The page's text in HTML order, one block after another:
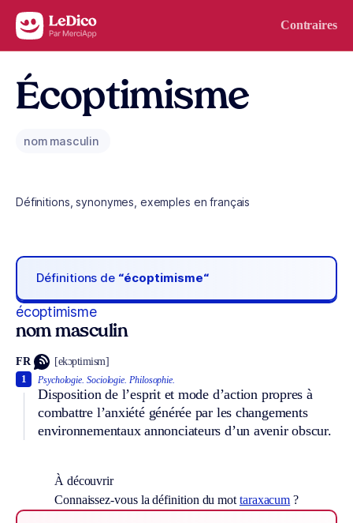
Aller au contenu Contraires
Écoptimisme
nom masculin
Définitions, synonymes, exemples en français
Définitions de “écoptimisme“
écoptimisme
nom masculin
FR [ekɔptimism]
Psychologie. Sociologie. Philosophie.
Disposition de l’esprit et mode d’action propres à
combattre l’anxiété générée par les changements
environnementaux annonciateurs d’un avenir obscur.
1
À découvrir
Connaissez-vous la définition du mot taraxacum ?